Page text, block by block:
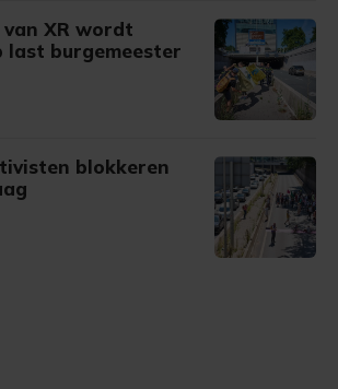
XR wordt
last burgemeester
blokkeren